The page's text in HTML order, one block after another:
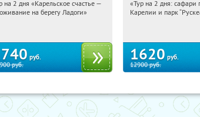
03:45:34 Купили:39
на 2 дня «Карельское счастье —
на берегу Ладоги»
руб.
руб.
03:45:34
«Тур на 2 дня: сафари
Карелии и парк
1620 руб.
12900руб.